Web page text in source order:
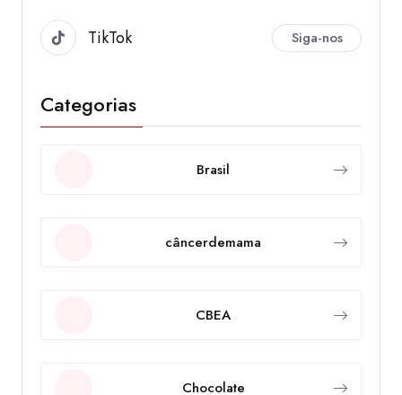
TikTok Siga-nos
Categorias
Brasil
câncerdemama
CBEA
Chocolate